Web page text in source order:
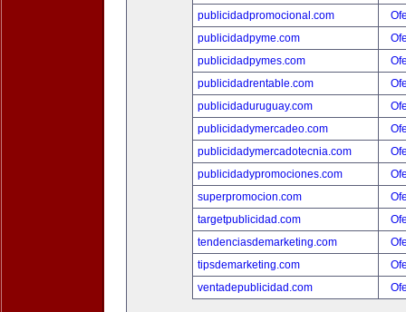
publicidadpromocional.com
publicidadpyme.com
publicidadpymes.com
publicidadrentable.com
publicidaduruguay.com
publicidadymercadeo.com
publicidadymercadotecnia.com
publicidadypromociones.com
superpromocion.com
targetpublicidad.com
tendenciasdemarketing.com
tipsdemarketing.com
ventadepublicidad.com